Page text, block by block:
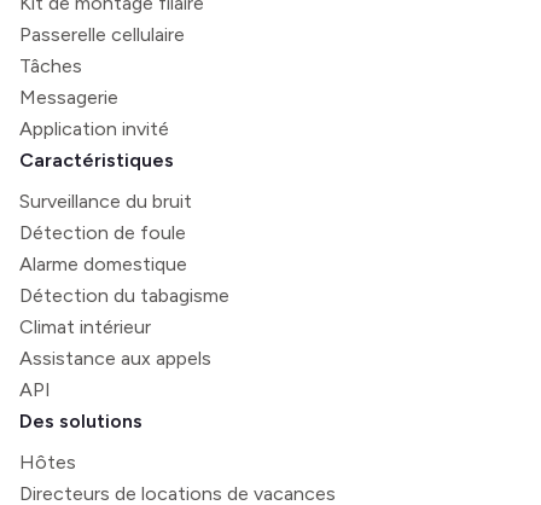
Passerelle cellulaire
Tâches
Messagerie
Application invité
Caractéristiques
Surveillance du bruit
Détection de foule
Alarme domestique
Détection du tabagisme
Climat intérieur
Assistance aux appels
API
Des solutions
Hôtes
Directeurs de locations de vacances